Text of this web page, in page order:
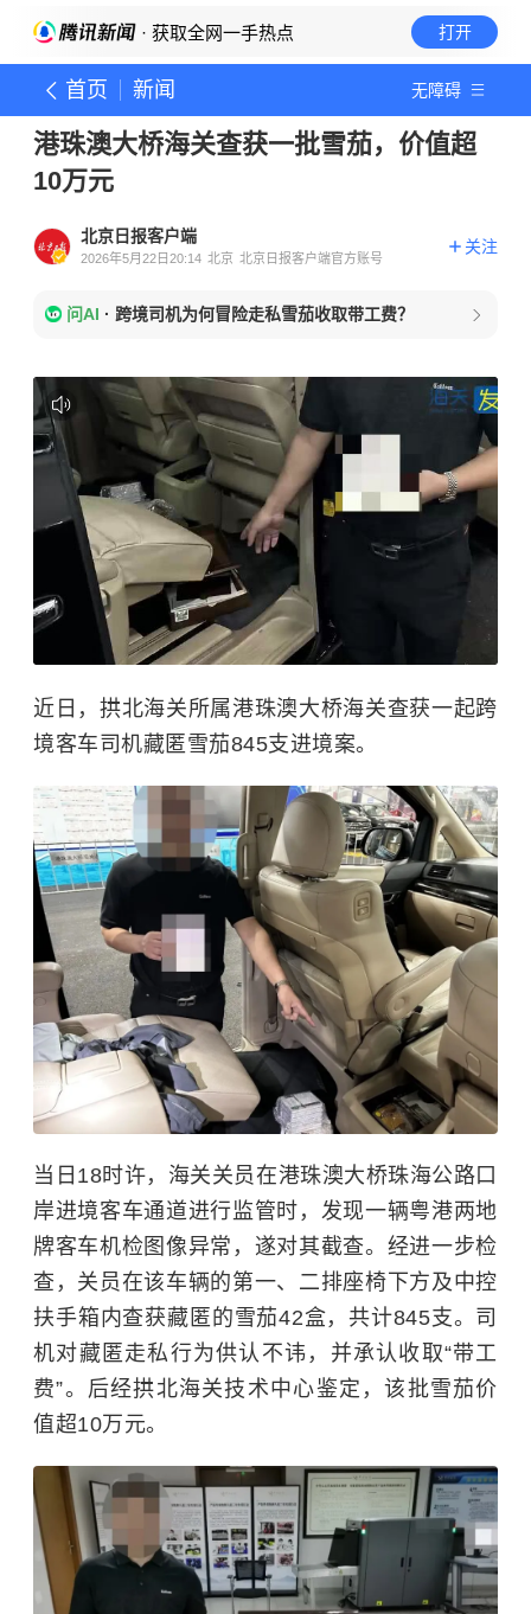
· 获取全网一手热点 打开
首页 新闻 无障碍
港珠澳大桥海关查获一批雪茄，价值超
10万元
北京日报客户端
2026年5月22日20:14 北京 北京日报客户端官方账号
关注
问AI · 跨境司机为何冒险走私雪茄收取带工费？
近日，拱北海关所属港珠澳大桥海关查获一起跨
境客车司机藏匿雪茄845支进境案。
当日18时许，海关关员在港珠澳大桥珠海公路口
岸进境客车通道进行监管时，发现一辆粤港两地
牌客车机检图像异常，遂对其截查。经进一步检
查，关员在该车辆的第一、二排座椅下方及中控
扶手箱内查获藏匿的雪茄42盒，共计845支。司
机对藏匿走私行为供认不讳，并承认收取“带工
费”。后经拱北海关技术中心鉴定，该批雪茄价
值超10万元。